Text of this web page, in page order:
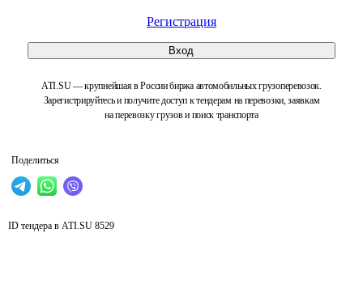
Регистрация
Вход
ATI.SU — крупнейшая в России биржа автомобильных грузоперевозок.
Зарегистрируйтесь и получите доступ к тендерам на перевозки, заявкам
на перевозку грузов и поиск транспорта
Поделиться
ID тендера в ATI.SU 8529